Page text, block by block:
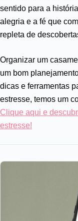
sentido para a
alegria e a fé que
repleta de
Organizar um
um bom
dicas e ferramentas
estresse, temos um
Clique aqui e
estresse!